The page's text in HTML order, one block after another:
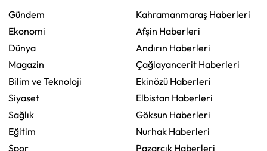
Gündem
Ekonomi
Dünya
Magazin
Bilim ve Teknoloji
Siyaset
Sağlık
Eğitim
Spor
Kahramanmaraş Haberleri
Afşin Haberleri
Andırın Haberleri
Çağlayancerit Haberleri
Ekinözü Haberleri
Elbistan Haberleri
Göksun Haberleri
Nurhak Haberleri
Pazarcık Haberleri